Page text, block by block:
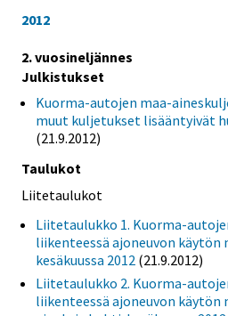
2012
2. vuosineljännes
Julkistukset
Kuorma-autojen maa-
muut kuljetukset lisääntyivät
(21.9.2012)
Taulukot
Liitetaulukot
Liitetaulukko 1. Kuorma-
liikenteessä ajoneuvon käytön
kesäkuussa 2012 (21.9.2012)
Liitetaulukko 2. Kuorma-
liikenteessä ajoneuvon käytön